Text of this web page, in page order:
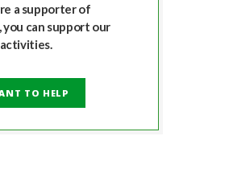
a supporter of
you can support our
activities.
TO HELP